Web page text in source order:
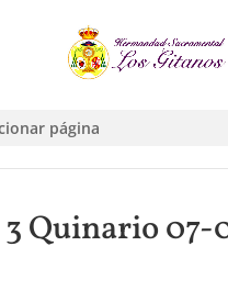
página
Quinario 07-